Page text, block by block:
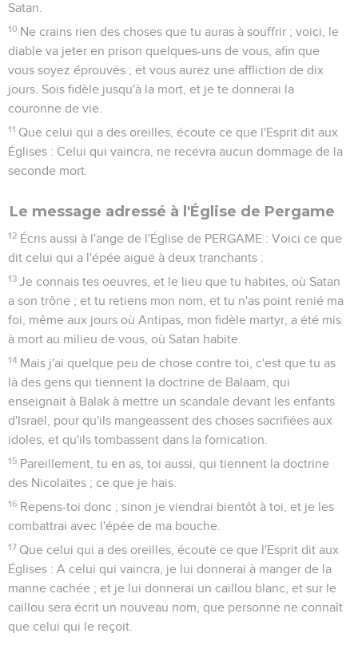
Satan.
10 Ne crains rien des choses que tu auras à souffrir ; voici, le
diable va jeter en prison quelques-uns de vous, afin que
vous soyez éprouvés ; et vous aurez une affliction de dix
jours. Sois fidèle jusqu'à la mort, et je te donnerai la
couronne de vie.
11 Que celui qui a des oreilles, écoute ce que l'Esprit dit aux
Églises : Celui qui vaincra, ne recevra aucun dommage de la
seconde mort.
Le message adressé à l'Église de Pergame
12 Écris aussi à l'ange de l'Église de PERGAME : Voici ce que
dit celui qui a l'épée aiguë à deux tranchants :
13 Je connais tes oeuvres, et le lieu que tu habites, où Satan
a son trône ; et tu retiens mon nom, et tu n'as point renié ma
foi, même aux jours où Antipas, mon fidèle martyr, a été mis
à mort au milieu de vous, où Satan habite.
14 Mais j'ai quelque peu de chose contre toi, c'est que tu as
là des gens qui tiennent la doctrine de Balaam, qui
enseignait à Balak à mettre un scandale devant les enfants
d'Israël, pour qu'ils mangeassent des choses sacrifiées aux
idoles, et qu'ils tombassent dans la fornication.
15 Pareillement, tu en as, toi aussi, qui tiennent la doctrine
des Nicolaïtes ; ce que je hais.
16 Repens-toi donc ; sinon je viendrai bientôt à toi, et je les
combattrai avec l'épée de ma bouche.
17 Que celui qui a des oreilles, écoute ce que l'Esprit dit aux
Églises : A celui qui vaincra, je lui donnerai à manger de la
manne cachée ; et je lui donnerai un caillou blanc, et sur le
caillou sera écrit un nouveau nom, que personne ne connaît
que celui qui le reçoit.